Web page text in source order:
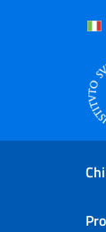
Salta al
Salta al